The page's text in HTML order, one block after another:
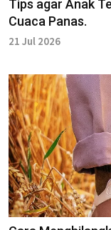
Tips agar Anak
Cuaca Panas.
21 Jul 2026